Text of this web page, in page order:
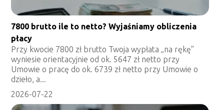
7800 brutto ile to netto? Wyjaśniamy obliczenia
płacy
Przy kwocie 7800 zł brutto Twoja wypłata „na rękę”
wyniesie orientacyjnie od ok. 5647 zł netto przy
Umowie o pracę do ok. 6739 zł netto przy Umowie o
dzieło, a...
2026-07-22